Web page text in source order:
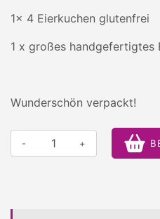
1x 4 Eierkuchen glutenfrei
1 x großes handgefertigtes
Wunderschön verpackt!
- +